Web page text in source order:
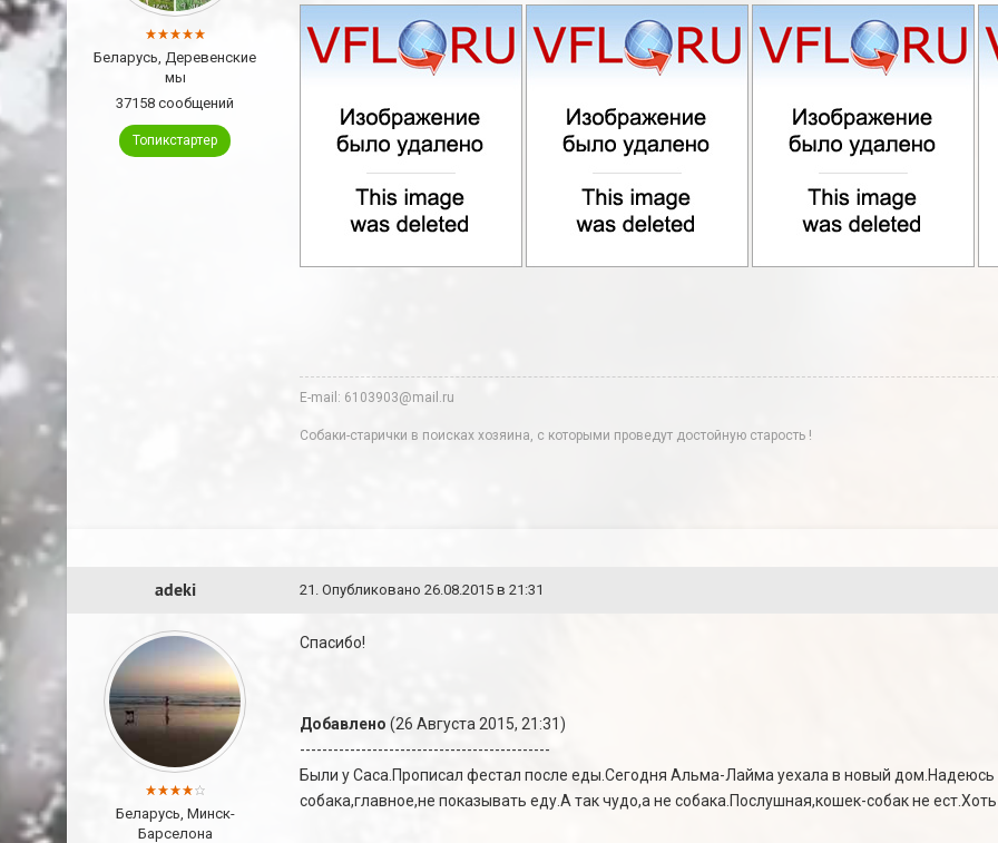
Беларусь, Деревенские
мы
37158 сообщений
Топикстартер
E-mail: 6103903@mail.ru
Собаки-старички в поисках хозяина, с которыми проведут достойную старость !
adeki 21 . Опубликовано 26.08.2015 в 21:31
Беларусь, Минск-
Барселона
Спасибо!
Добавлено (26 Августа 2015, 21:31)
---------------------------------------------
Были у Саса.Прописал фестал после еды.Сегодня Альма-Лайма уехала в новый
собака,главное,не показывать еду.А так чудо,а не собака.Послушная,кошек-собак не